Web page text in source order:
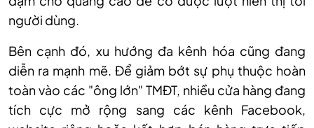
người dùng.
Bên cạnh đó, xu hướng đa kênh hóa cũng đang
diễn ra mạnh mẽ. Để giảm bớt sự phụ thuộc hoàn
toàn vào các "ông lớn" TMĐT, nhiều cửa hàng đang
tích cực mở rộng sang các kênh Facebook,